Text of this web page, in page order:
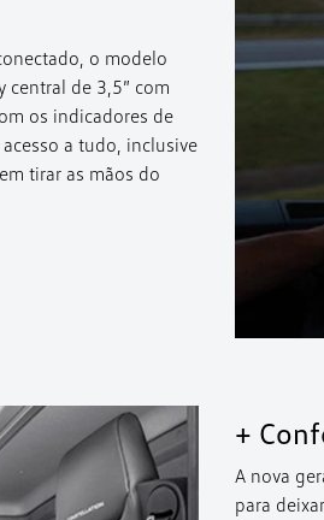
o modelo
de 3,5” com
os indicadores de
a tudo, inclusive
tirar as mãos do
+
A nova
para